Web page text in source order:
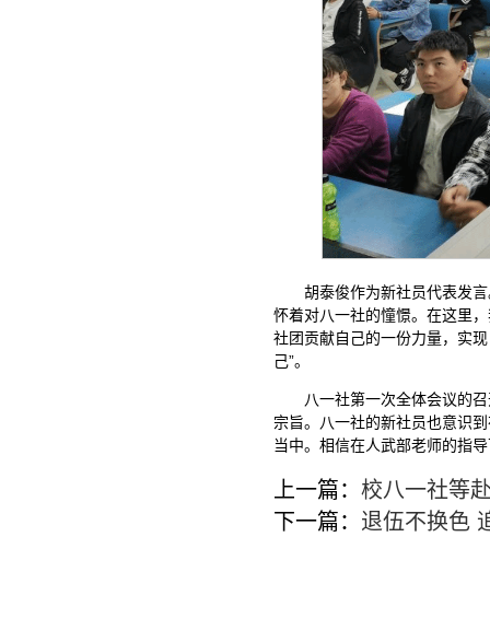
胡泰俊作为新社员代表发
怀着对八一社的憧憬。在这里
社团贡献自己的一份力量，实
己”。
八一社第一次全体会议的
宗旨。八一社的新社员也意识
当中。相信在人武部老师的指
上一篇： 校八一社等
下一篇： 退伍不换色